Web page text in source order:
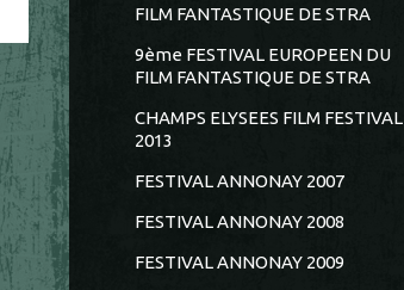
FILM FANTASTIQUE DE STRA
9ème FESTIVAL EUROPEEN DU
FILM FANTASTIQUE DE STRA
CHAMPS ELYSEES FILM FESTIVAL
2013
FESTIVAL ANNONAY 2007
FESTIVAL ANNONAY 2008
FESTIVAL ANNONAY 2009